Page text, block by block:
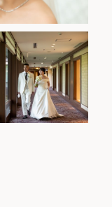
〜19:00）
口2-10-8